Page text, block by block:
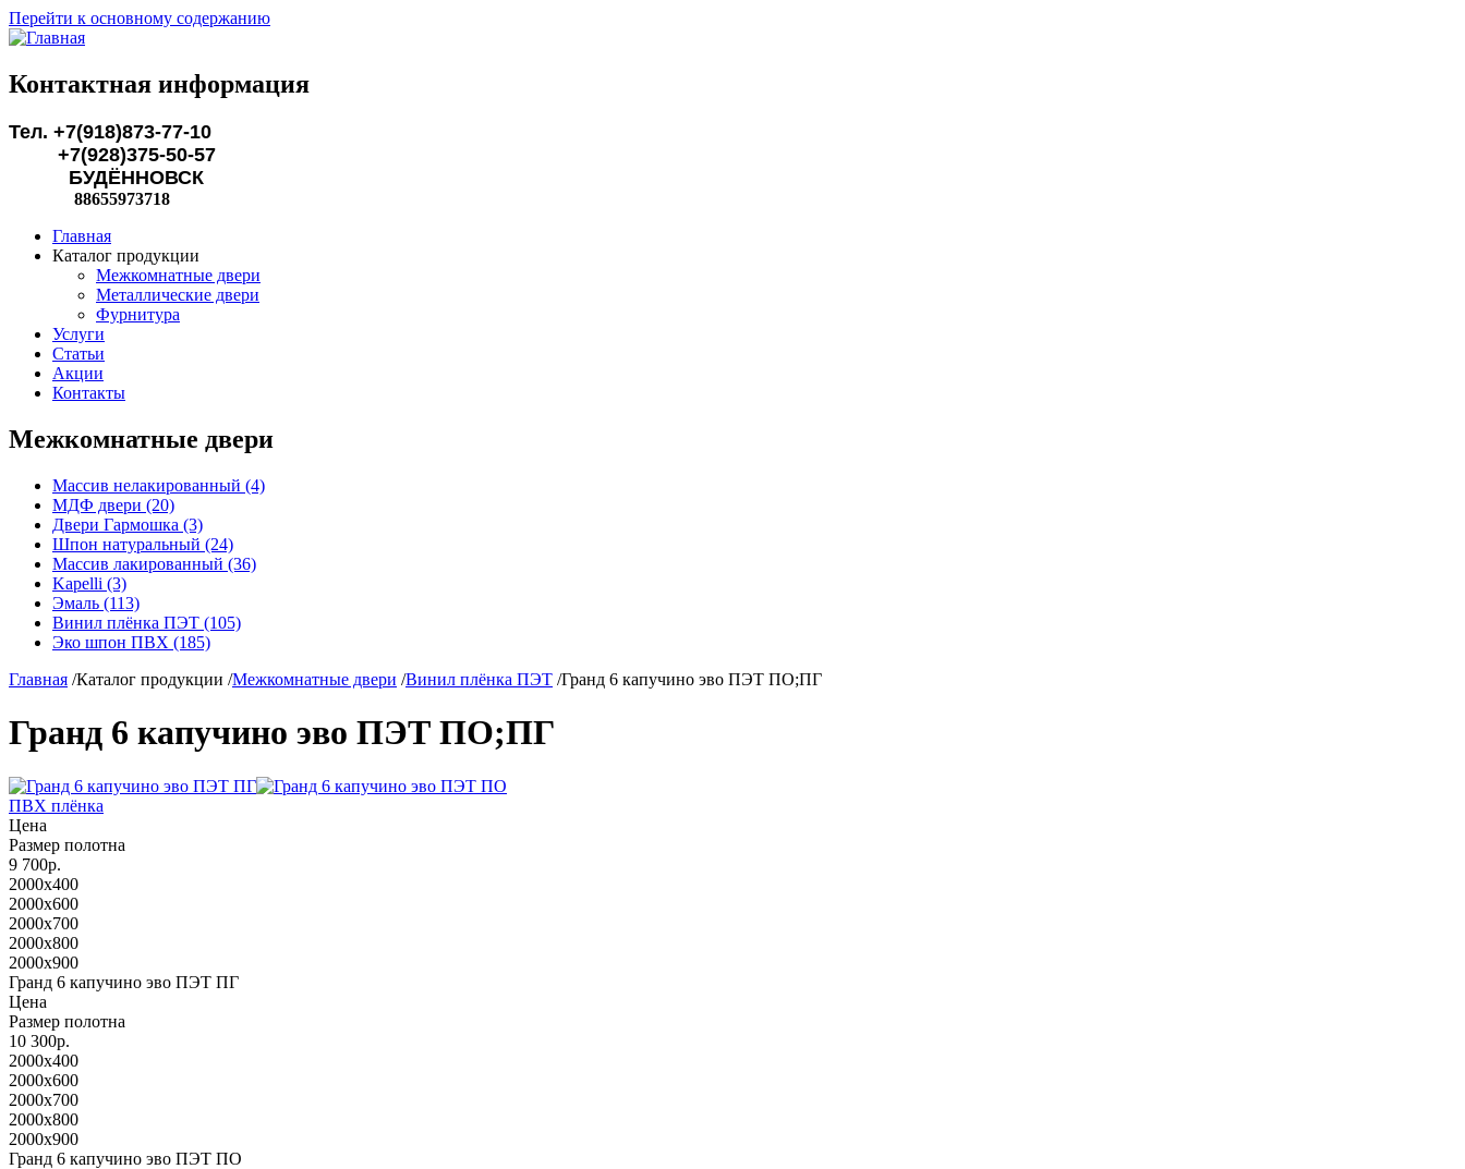
Перейти к основному содержанию
Контактная информация
Тел. +7(918)873-77-10
+7(928)375-50-57
БУДЁННОВСК
88655973718
Главная
Каталог продукции
Межкомнатные двери
Металлические двери
Фурнитура
Услуги
Статьи
Акции
Контакты
Межкомнатные двери
Массив нелакированный (4)
МДФ двери (20)
Двери Гармошка (3)
Шпон натуральный (24)
Массив лакированный (36)
Kapelli (3)
Эмаль (113)
Винил плёнка ПЭТ (105)
Эко шпон ПВХ (185)
Главная /Каталог продукции /Межкомнатные двери /Винил плёнка ПЭТ /Гранд 6 капучино эво ПЭТ ПО;ПГ
Гранд 6 капучино эво ПЭТ ПО;ПГ
ПВХ плёнка
Цена
Размер полотна
9 700р.
2000x400
2000x600
2000x700
2000x800
2000x900
Гранд 6 капучино эво ПЭТ ПГ
Цена
Размер полотна
10 300р.
2000x400
2000x600
2000x700
2000x800
2000x900
Гранд 6 капучино эво ПЭТ ПО